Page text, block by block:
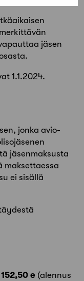
jäsen
1.1.2024.
jonka avio-
jäsenmaksusta
maksettaessa
ei sisällä
152,50 e (alennus